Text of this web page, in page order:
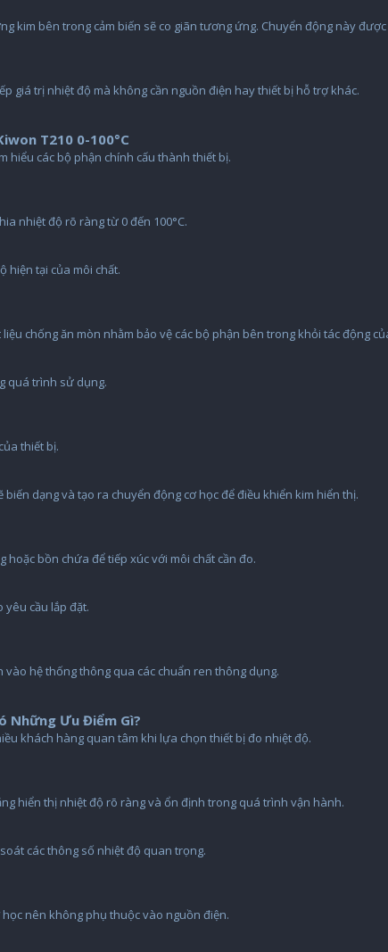
kim bên trong cảm biến sẽ co giãn tương ứng. Chuyển động này
giá trị nhiệt độ mà không cần nguồn điện hay thiết bị hỗ trợ khác.
T210 0-100°C
hiểu các bộ phận chính cấu thành thiết bị.
nhiệt độ rõ ràng từ 0 đến 100°C.
hiện tại của môi chất.
chống ăn mòn nhằm bảo vệ các bộ phận bên trong khỏi tác động
quá trình sử dụng.
thiết bị.
dạng và tạo ra chuyển động cơ học để điều khiển kim hiển thị.
bồn chứa để tiếp xúc với môi chất cần đo.
cầu lắp đặt.
vào hệ thống thông qua các chuẩn ren thông dụng.
Những Ưu Điểm Gì?
khách hàng quan tâm khi lựa chọn thiết bị đo nhiệt độ.
hiển thị nhiệt độ rõ ràng và ổn định trong quá trình vận hành.
các thông số nhiệt độ quan trọng.
nên không phụ thuộc vào nguồn điện.